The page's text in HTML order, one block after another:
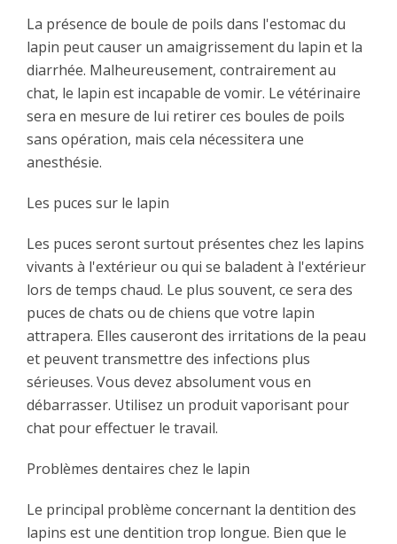
La présence de boule de poils dans l'estomac du
lapin peut causer un amaigrissement du lapin et la
diarrhée. Malheureusement, contrairement au
chat, le lapin est incapable de vomir. Le vétérinaire
sera en mesure de lui retirer ces boules de poils
sans opération, mais cela nécessitera une
anesthésie.
Les puces sur le lapin
Les puces seront surtout présentes chez les lapins
vivants à l'extérieur ou qui se baladent à l'extérieur
lors de temps chaud. Le plus souvent, ce sera des
puces de chats ou de chiens que votre lapin
attrapera. Elles causeront des irritations de la peau
et peuvent transmettre des infections plus
sérieuses. Vous devez absolument vous en
débarrasser. Utilisez un produit vaporisant pour
chat pour effectuer le travail.
Problèmes dentaires chez le lapin
Le principal problème concernant la dentition des
lapins est une dentition trop longue. Bien que le